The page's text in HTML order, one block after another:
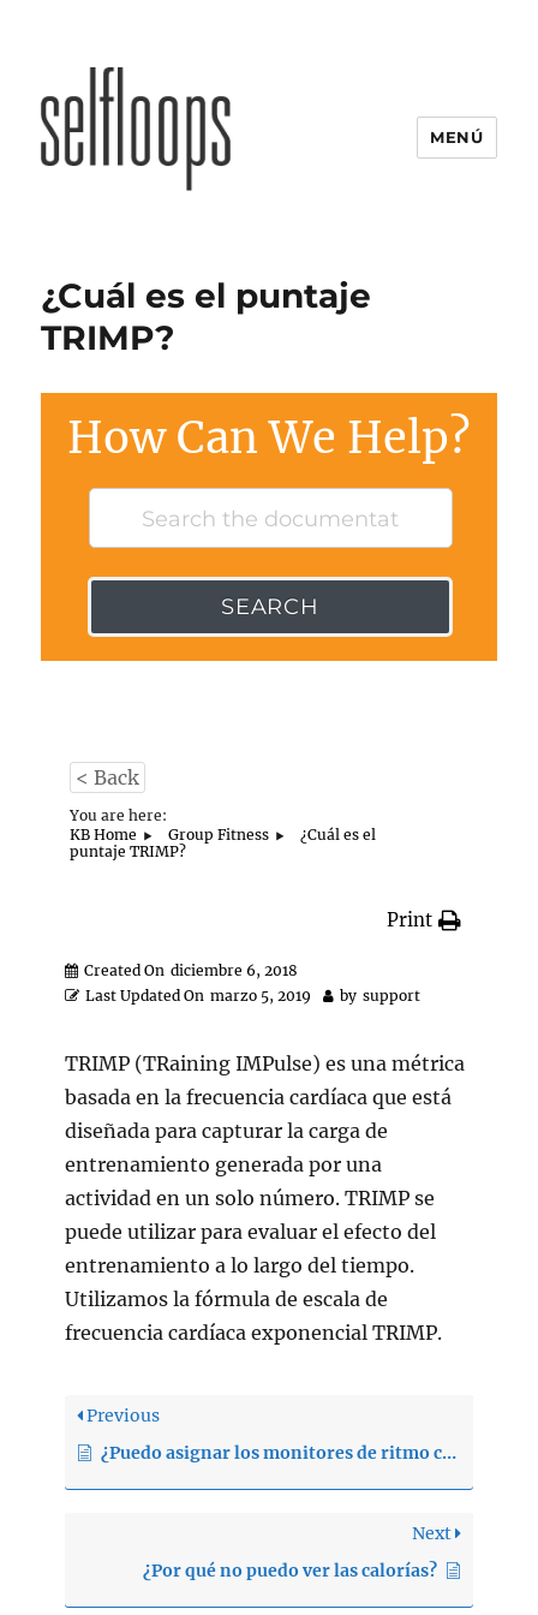
MENÚ
¿Cuál es el puntaje
TRIMP?
How Can We Help?
SEARCH
< Back
You are here:
KB Home
Group Fitness
¿Cuál es el
puntaje TRIMP?
Print
Created On diciembre 6, 2018
Last Updated On marzo 5, 2019 by support
TRIMP (TRaining IMPulse) es una métrica
basada en la frecuencia cardíaca que está
diseñada para capturar la carga de
entrenamiento generada por una
actividad en un solo número. TRIMP se
puede utilizar para evaluar el efecto del
entrenamiento a lo largo del tiempo.
Utilizamos la fórmula de escala de
frecuencia cardíaca exponencial TRIMP.
Previous
¿Puedo asignar los monitores de ritmo cardíaco a diferentes clientes?
Next
¿Por qué no puedo ver las calorías?